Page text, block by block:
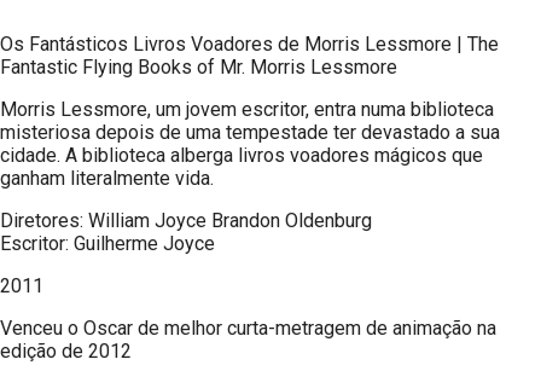
Os Fantásticos Livros Voadores de Morris Lessmore | The
Fantastic Flying Books of Mr. Morris Lessmore
Morris Lessmore, um jovem escritor, entra numa biblioteca
misteriosa depois de uma tempestade ter devastado a sua
cidade. A biblioteca alberga livros voadores mágicos que
ganham literalmente vida.
Diretores: William Joyce Brandon Oldenburg
Escritor: Guilherme Joyce
2011
Venceu o Oscar de melhor curta-metragem de animação na
edição de 2012